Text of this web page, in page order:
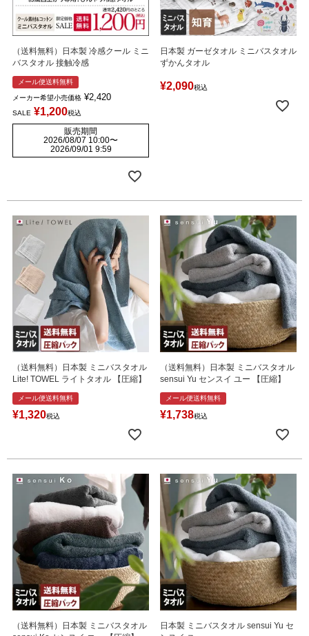
（送料無料）日本製 冷感クール ミニ
バスタオル 接触冷感
メール便送料無料
メーカー希望小売価格 ¥2,420
SALE ¥1,200税込
販売期間
2026/08/07 10:00〜
2026/09/01 9:59
日本製 ガーゼタオル ミニバスタオル
ずかんタオル
¥2,090税込
（送料無料）日本製 ミニバスタオル
Lite! TOWEL ライトタオル 【圧縮】
メール便送料無料
¥1,320税込
（送料無料）日本製 ミニバスタオル
sensui Yu センスイ ユー 【圧縮】
メール便送料無料
¥1,738税込
（送料無料）日本製 ミニバスタオル
日本製 ミニバスタオル sensui Yu セ